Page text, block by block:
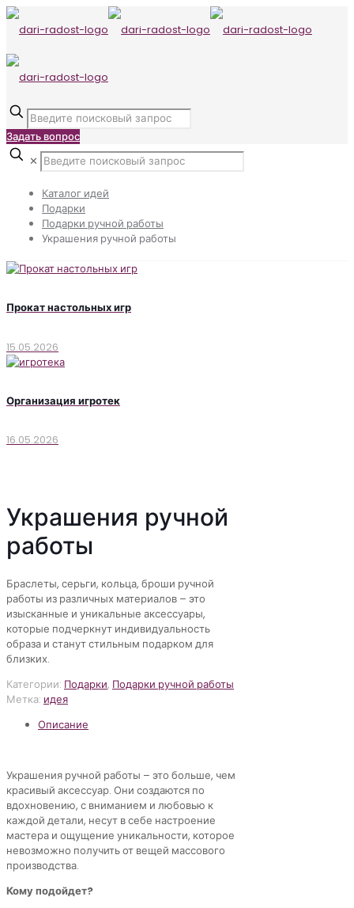
Задать вопрос
✕
Каталог идей
Подарки
Подарки ручной работы
Украшения ручной работы
Прокат настольных игр
15.05.2026
Организация игротек
16.05.2026
Украшения ручной
работы
Браслеты, серьги, кольца, броши ручной
работы из различных материалов – это
изысканные и уникальные аксессуары,
которые подчеркнут индивидуальность
образа и станут стильным подарком для
близких.
Категории: Подарки, Подарки ручной работы
Метка: идея
Описание
Украшения ручной работы – это больше, чем
красивый аксессуар. Они создаются по
вдохновению, с вниманием и любовью к
каждой детали, несут в себе настроение
мастера и ощущение уникальности, которое
невозможно получить от вещей массового
производства.
Кому подойдет?